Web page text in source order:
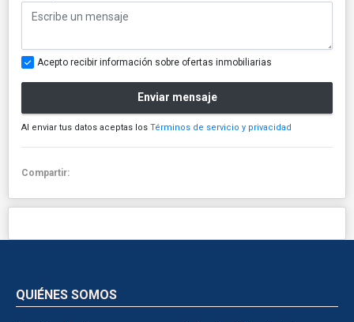
Acepto recibir información sobre ofertas inmobiliarias
Enviar mensaje
Al enviar tus datos aceptas los Términos de servicio y privacidad
Compartir:
QUIÉNES SOMOS